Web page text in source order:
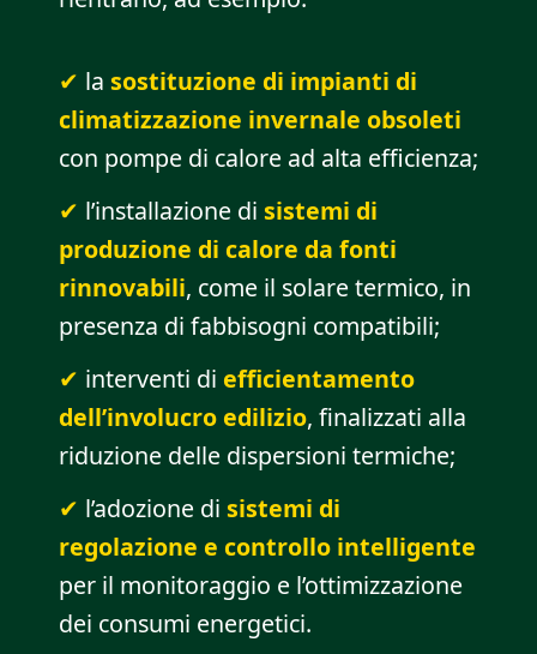
la sostituzione di impianti di
climatizzazione invernale obsoleti
con pompe di calore ad alta efficienza;
l’installazione di sistemi di
produzione di calore da fonti
rinnovabili, come il solare termico, in
presenza di fabbisogni compatibili;
interventi di efficientamento
dell’involucro edilizio, finalizzati alla
riduzione delle dispersioni termiche;
l’adozione di sistemi di
regolazione e controllo intelligente
per il monitoraggio e l’ottimizzazione
dei consumi energetici.